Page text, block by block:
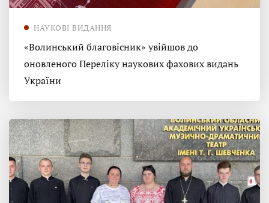
НАУКОВІ ВИДАННЯ
«Волинський благовісник» увійшов до
оновленого Переліку наукових фахових видань
України